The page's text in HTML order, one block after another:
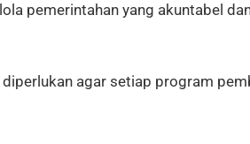
pemerintahan yang akuntabel
agar setiap program